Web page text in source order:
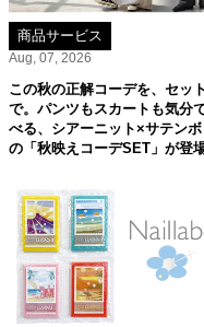
商品サービス
Aug, 07, 2026
この秋の正解コーデを、セット
で。パンツもスカートも気分
べる、シアーニット×サテン
の「秋映えコーデSET」が登